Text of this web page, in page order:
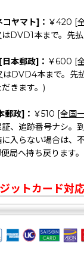
ヤマト]： ￥420 [
DVD1本まで。先
本郵政]： ￥600 [
DVD4本まで。先
きます。)
郵政]： ￥510 [全国
、追跡番号ナシ。
入らない場合は、
局へ持ち戻ります
ットカード対